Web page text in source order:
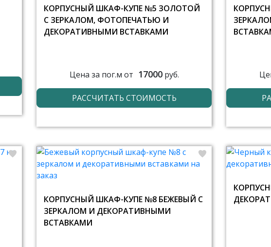
КОРПУСНЫЙ ШКАФ-КУПЕ №5 ЗОЛОТОЙ
С ЗЕРКАЛОМ, ФОТОПЕЧАТЬЮ И
ДЕКОРАТИВНЫМИ ВСТАВКАМИ
Цена за пог.м от 17000руб.
РАССЧИТАТЬ СТОИМОСТЬ
КОРПУСНЫЙ ШКАФ-КУПЕ №8 БЕЖЕВЫЙ С
ЗЕРКАЛОМ И ДЕКОРАТИВНЫМИ
ВСТАВКАМИ